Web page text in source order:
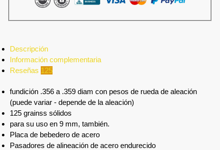
Descripción
Información complementaria
Reseñas 125
fundición .356 a .359 diam con pesos de rueda de aleación
(puede variar - depende de la aleación)
125 grainss sólidos
para su uso en 9 mm, también.
Placa de bebedero de acero
Pasadores de alineación de acero endurecido